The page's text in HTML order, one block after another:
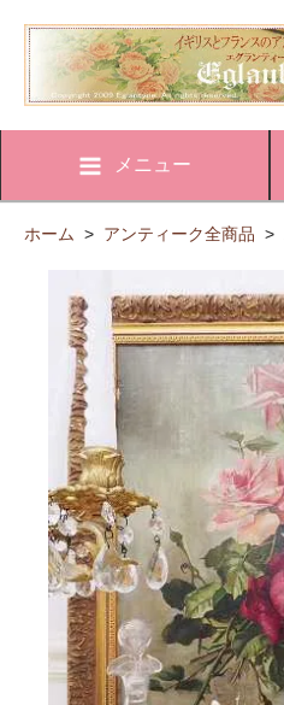
メニュー
ホーム > アンティーク全商品 >